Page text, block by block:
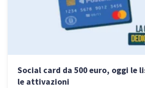
Social card da 500 euro, oggi le
le attivazioni